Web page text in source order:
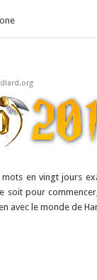
mots en vingt jours
soit pour
avec le monde de